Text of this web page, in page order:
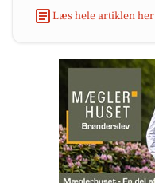
Læs hele artiklen her